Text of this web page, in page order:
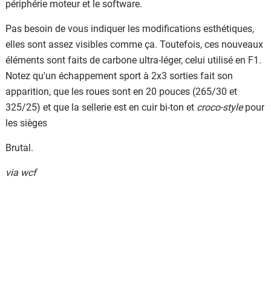
périphérie moteur et le software.
Pas besoin de vous indiquer les modifications esthétiques,
elles sont assez visibles comme ça. Toutefois, ces nouveaux
éléments sont faits de carbone ultra-léger, celui utilisé en F1.
Notez qu'un échappement sport à 2x3 sorties fait son
apparition, que les roues sont en 20 pouces (265/30 et
325/25) et que la sellerie est en cuir bi-ton et croco-stylepour
les sièges
Brutal.
via wcf